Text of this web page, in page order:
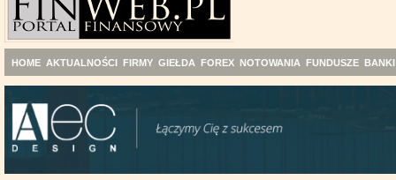
HOME AKTUALNOŚCI FIRMY GIEŁDA FOREX NOTOWANIA FUNDUSZE BANKI